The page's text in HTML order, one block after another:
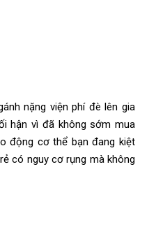
nặng viện phí đè lên gia
hận vì đã không sớm mua
động cơ thể bạn đang kiệt
có nguy cơ rụng mà không